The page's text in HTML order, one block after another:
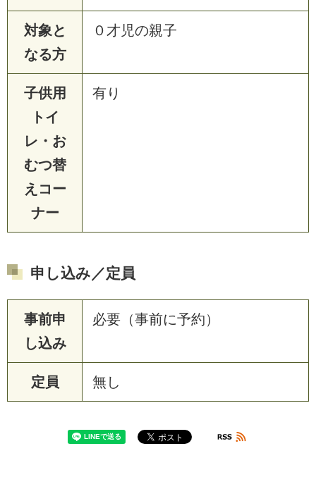
対象と
なる方
０才児の親子
子供用
トイ
レ・お
むつ替
えコー
ナー
有り
申し込み／定員
事前申
し込み
必要（事前に予約）
定員 無し